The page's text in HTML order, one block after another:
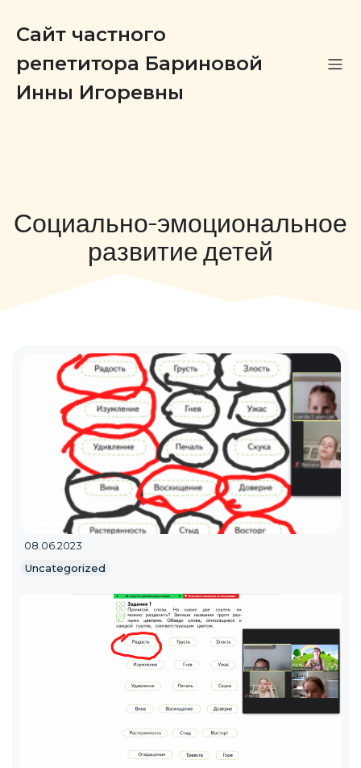
Сайт частного
репетитора Бариновой
Инны Игоревны
Социально-эмоциональное
развитие детей
08.06.2023
Uncategorized